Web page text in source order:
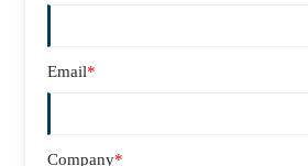
Email*
Company*